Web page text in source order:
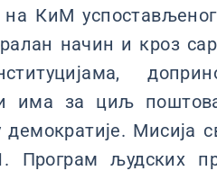
на КиМ
начин и кроз
има за циљ
демократије. Мисија
Програм људских